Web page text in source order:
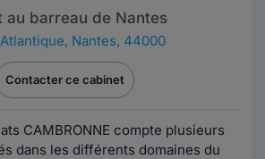
au barreau de Nantes
, Nantes, 44000
Contacter ce cabinet
CAMBRONNE compte plusieurs
dans les différents domaines du